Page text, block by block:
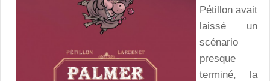
Pétillon avait
laissé un
scénario
presque
terminé, la